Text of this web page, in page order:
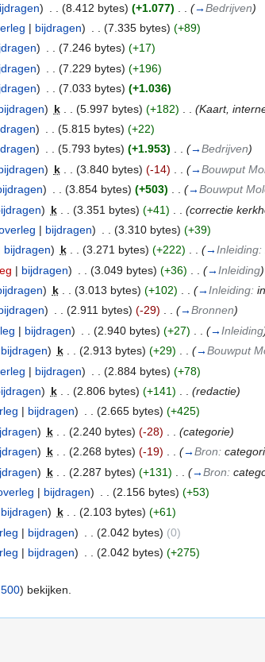
) (8.412 bytes) (+1.077) (→Bedrijven)
| bijdragen) (7.335 bytes) (+89)
) . . (7.246 bytes) (+17)
) (7.229 bytes) (+196)
) (7.033 bytes) (+1.036)
) k (5.997 bytes) (+182)
(Kaart,
) (5.815 bytes) (+22)
) . . (5.793 bytes) (+1.953) . . (→Bedrijven)
) k (3.840 bytes) (-14) (→Bouwput
) (3.854 bytes) (+503) (→Bouwput
) k (3.351 bytes) (+41)
(correctie
| bijdragen) (3.310 bytes) (+39)
bijdragen) k . . (3.271 bytes) (+222) . . (→Inleiding:
| bijdragen) (3.049 bytes) (+36) (→Inleiding)
) k (3.013 bytes) (+102) (→Inleiding:
) . . (2.911 bytes) (-29) . . (→Bronnen)
| bijdragen) (2.940 bytes) (+27) (→Inleiding
bijdragen) k . . (2.913 bytes) (+29) . . (→Bouwput
| bijdragen) (2.884 bytes) (+78)
) k (2.806 bytes) (+141)
(redactie)
| bijdragen) . . (2.665 bytes) (+425)
) k (2.240 bytes) (-28)
(categorie)
) k . . (2.268 bytes) (-19) . . (→Bron:
) k (2.287 bytes) (+131) (→Bron:
| bijdragen) (2.156 bytes) (+53)
bijdragen) k . . (2.103 bytes) (+61)
| bijdragen) (2.042 bytes) (0)
| bijdragen) (2.042 bytes) (+275)
500) bekijken.